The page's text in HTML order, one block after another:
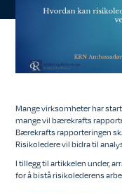
Mange virksomheter har
mange vil bærekrafts
Bærekrafts rapporteringen
Risikoledere vil bidra til
I tillegg til artikkelen under,
for å bistå risikolederens